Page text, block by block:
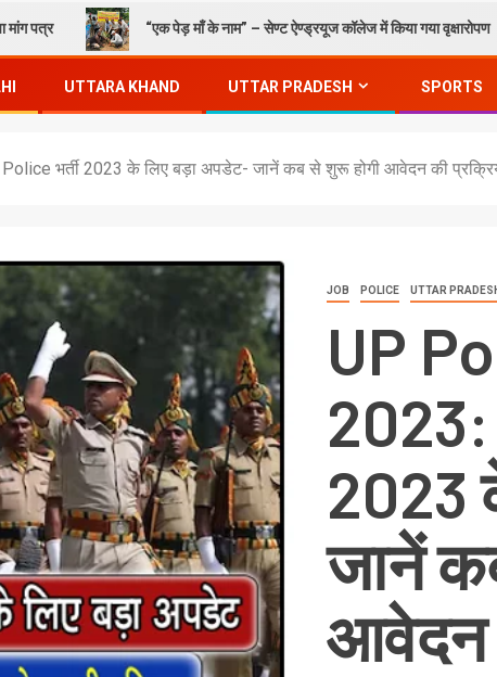
“एक पेड़ माँ के नाम” – सेण्ट ऐण्ड्रयूज कॉलेज में किया गया वृक्षारोपण
UTTARA KHAND UTTAR PRADESH SPORTS
भर्ती 2023 के लिए बड़ा अपडेट- जानें कब से शुरू होगी आवेदन की
JOB POLICE UTTAR
UP
2023:
2023
जानें
आवेदन